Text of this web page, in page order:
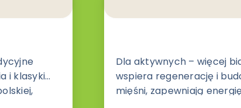
i klasyki
Dla aktywnych – więcej
wspiera regenerację i
mięśni, zapewniają